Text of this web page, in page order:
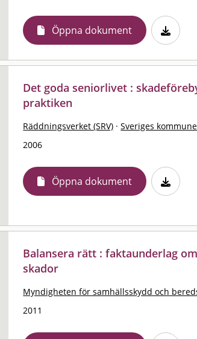
Öppna dokument
Det goda seniorlivet :
praktiken
Räddningsverket (SRV) · Sveriges
2006
Öppna dokument
Balansera rätt : faktaunderlag
skador
Myndigheten för samhällsskydd och
2011